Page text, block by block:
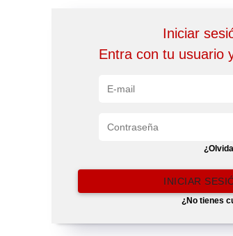
Iniciar
Entra con tu usuario
INICIAR
¿No tienes